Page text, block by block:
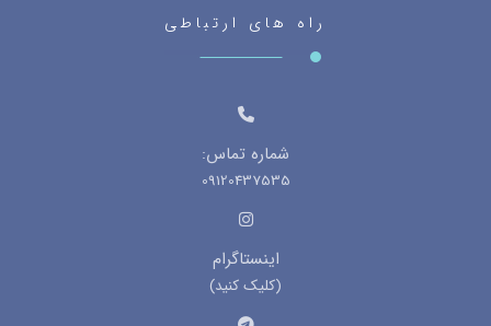
راه های ارتباطی
شماره تماس:
09120437535
اینستاگرام
(کلیک کنید)